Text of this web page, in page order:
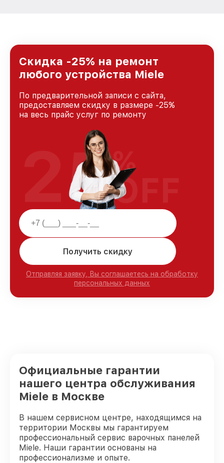
Скидка -25% на ремонт
любого устройства Miele
По предварительной записи с сайта,
предоставляем скидку в размере -25%
на весь прайс услуг по ремонту
Получить скидку
Отправляя заявку, Вы соглашаетесь на обработку
персональных данных
25%
OFF
Официальные гарантии
нашего центра обслуживания
Miele в Москве
В нашем сервисном центре, находящимся на
территории Москвы мы гарантируем
профессиональный сервис варочных панелей
Miele. Наши гарантии основаны на
профессионализме и опыте.